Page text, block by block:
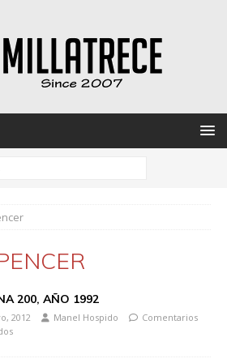
200, AÑO 1992
2012 Manel Hospido
Comentarios